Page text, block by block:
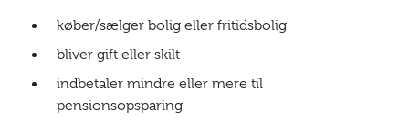
køber/sælger bolig eller fritidsbolig
bliver gift eller skilt
indbetaler mindre eller mere til
pensionsopsparing